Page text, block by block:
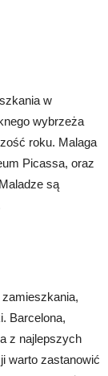
w
wybrzeża
roku. Malaga
Picassa, oraz
są
zamieszkania,
Barcelona,
z najlepszych
warto zastanowić